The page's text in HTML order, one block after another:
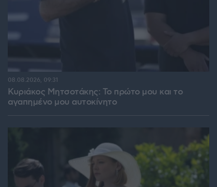
Κυριάκος Μητσοτάκης: Το πρώτο μου και το
αγαπημένο μου αυτοκίνητο
08.08.2026, 09:31